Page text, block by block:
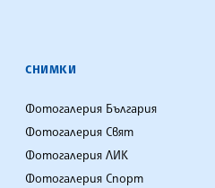
СНИМКИ
Фотогалерия България
Фотогалерия Свят
Фотогалерия ЛИК
Фотогалерия Спорт